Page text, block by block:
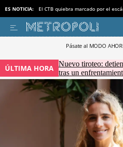
ES NOTICIA: El CTB quiebra marcado por el
Pásate al MODO
ÚLTIMA HORA Nuevo tiroteo:
tras un